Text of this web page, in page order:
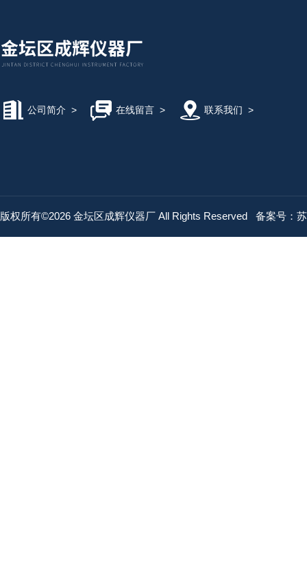
公司简介 > 在线留言> 联系我们 >
版权所有©2026 金坛区成辉仪器厂 All Rights Reserved 备案号：